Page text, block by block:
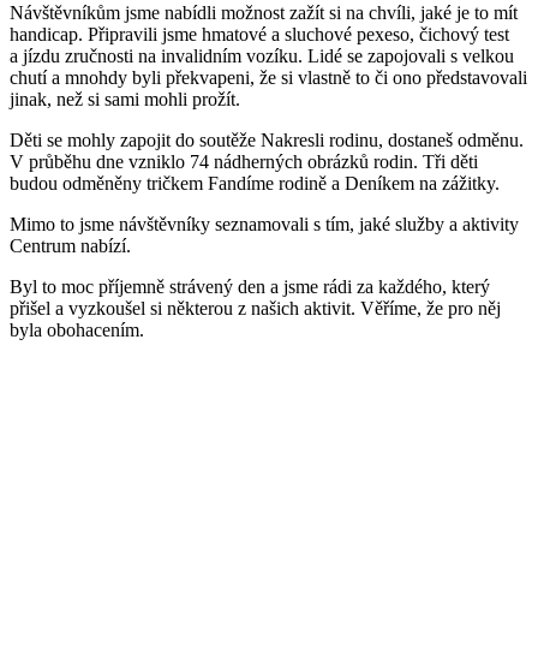
Návštěvníkům jsme nabídli možnost zažít si na chvíli, jaké je to mít
handicap. Připravili jsme hmatové a sluchové pexeso, čichový test
a jízdu zručnosti na invalidním vozíku. Lidé se zapojovali s velkou
chutí a mnohdy byli překvapeni, že si vlastně to či ono představovali
jinak, než si sami mohli prožít.
Děti se mohly zapojit do soutěže Nakresli rodinu, dostaneš odměnu.
V průběhu dne vzniklo 74 nádherných obrázků rodin. Tři děti
budou odměněny tričkem Fandíme rodině a Deníkem na zážitky.
Mimo to jsme návštěvníky seznamovali s tím, jaké služby a aktivity
Centrum nabízí.
Byl to moc příjemně strávený den a jsme rádi za každého, který
přišel a vyzkoušel si některou z našich aktivit. Věříme, že pro něj
byla obohacením.